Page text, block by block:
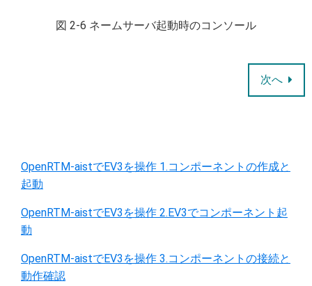
図 2-6 ネームサーバ起動時のコンソール
次へ
OpenRTM-aistでEV3を操作 1.コンポーネントの作成と
起動
OpenRTM-aistでEV3を操作 2.EV3でコンポーネント起
動
OpenRTM-aistでEV3を操作 3.コンポーネントの接続と
動作確認